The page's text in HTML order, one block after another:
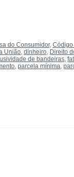
do Consumidor, Código
União, dinheiro, Direito
de bandeiras,
, parcela mínima,